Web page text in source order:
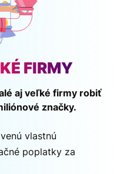
FIRMY
aj veľké firmy robiť
značky.
vlastnú
poplatky za